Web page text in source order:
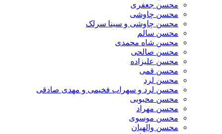
محسن جعفری
محسن چاوشی
محسن چاوشی و سینا سرلک
محسن سالم
محسن شاه محمدی
محسن صالحی
محسن علیزاده
محسن قمی
محسن لرد
محسن لرد و سهراب فخیمی و مهدی صادقی
محسن محبوبی
محسن مهراد
محسن موسوی
محسن والهیان